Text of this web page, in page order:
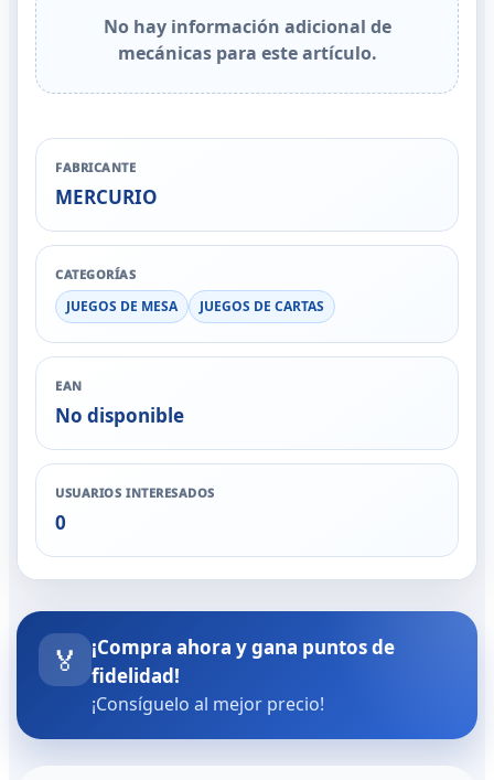
No hay información adicional de
mecánicas para este artículo.
FABRICANTE
MERCURIO
CATEGORÍAS
JUEGOS DE MESA JUEGOS DE CARTAS
EAN
No disponible
USUARIOS INTERESADOS
0
🏅
¡Compra ahora y gana puntos de
fidelidad!
¡Consíguelo al mejor precio!